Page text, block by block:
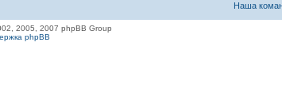
Наша
2005, 2007 phpBB Group
phpBB